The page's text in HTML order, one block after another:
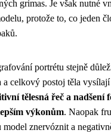
grimas. Je však nutné
protože to, co jeden
portrétu stejně
celkový postoj těla
tělesná řeč a nadšení
výkonům. Naopak
znervóznit a